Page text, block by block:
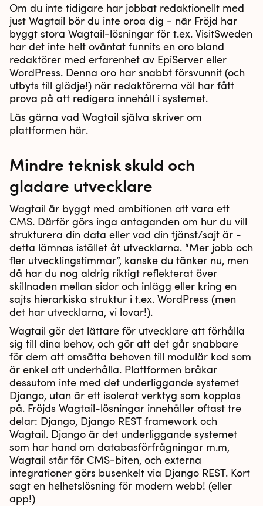
Om du inte tidigare har jobbat redaktionellt med
just Wagtail bör du inte oroa dig - när Fröjd har
byggt stora Wagtail-lösningar för t.ex. VisitSweden
har det inte helt oväntat funnits en oro bland
redaktörer med erfarenhet av EpiServer eller
WordPress. Denna oro har snabbt försvunnit (och
utbyts till glädje!) när redaktörerna väl har fått
prova på att redigera innehåll i systemet.
Läs gärna vad Wagtail själva skriver om
plattformen här.
Mindre teknisk skuld och
gladare utvecklare
Wagtail är byggt med ambitionen att vara ett
CMS. Därför görs inga antaganden om hur du vill
strukturera din data eller vad din tjänst/sajt är -
detta lämnas istället åt utvecklarna. “Mer jobb och
fler utvecklingstimmar”, kanske du tänker nu, men
då har du nog aldrig riktigt reflekterat över
skillnaden mellan sidor och inlägg eller kring en
sajts hierarkiska struktur i t.ex. WordPress (men
det har utvecklarna, vi lovar!).
Wagtail gör det lättare för utvecklare att förhålla
sig till dina behov, och gör att det går snabbare
för dem att omsätta behoven till modulär kod som
är enkel att underhålla. Plattformen bråkar
dessutom inte med det underliggande systemet
Django, utan är ett isolerat verktyg som kopplas
på. Fröjds Wagtail-lösningar innehåller oftast tre
delar: Django, Django REST framework och
Wagtail. Django är det underliggande systemet
som har hand om databasförfrågningar m.m,
Wagtail står för CMS-biten, och externa
integrationer görs busenkelt via Django REST. Kort
sagt en helhetslösning för modern webb! (eller
app!)